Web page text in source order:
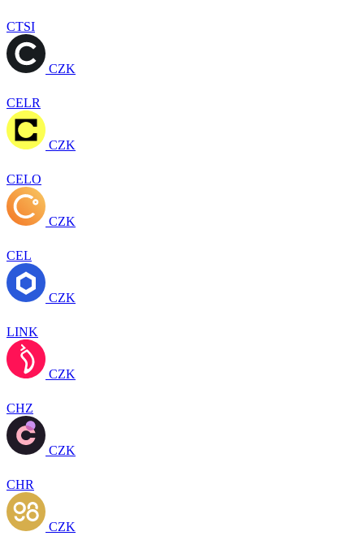
CTSI
CZK
CELR
CZK
CELO
CZK
CEL
CZK
LINK
CZK
CHZ
CZK
CHR
CZK